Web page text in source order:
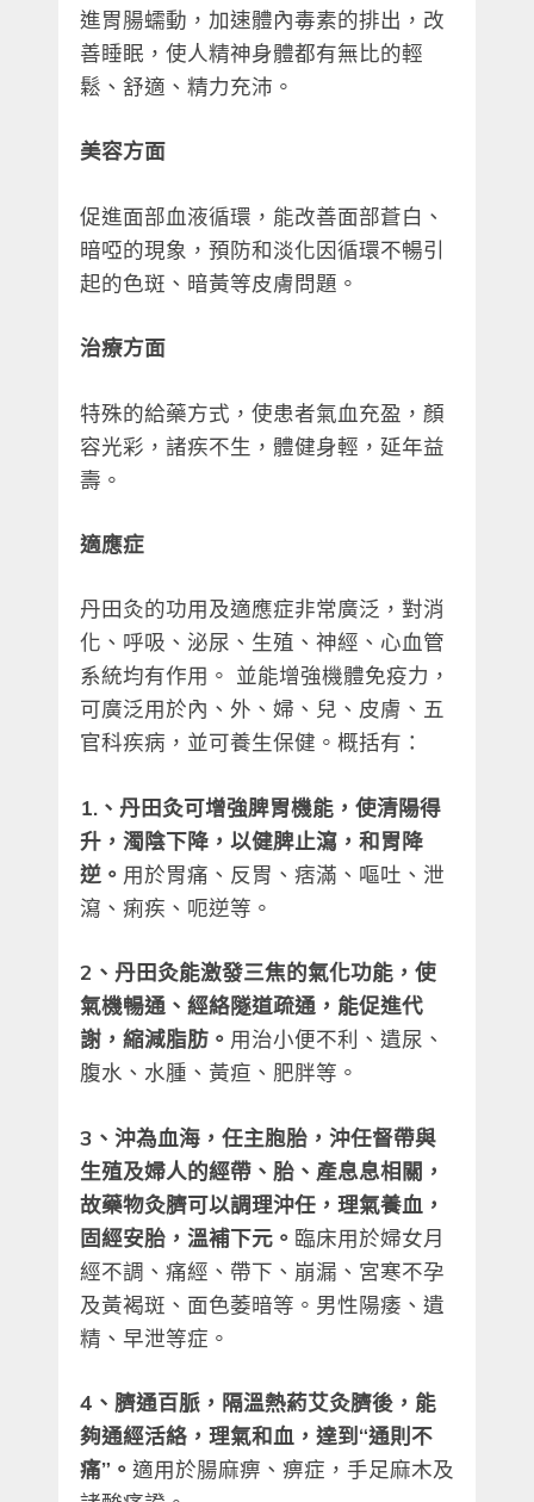
進胃腸蠕動，加速體內毒素的排出，改
善睡眠，使人精神身體都有無比的輕
鬆、舒適、精力充沛。
美容方面
促進面部血液循環，能改善面部蒼白、
暗啞的現象，預防和淡化因循環不暢引
起的色斑、暗黃等皮膚問題。
治療方面
特殊的給藥方式，使患者氣血充盈，顏
容光彩，諸疾不生，體健身輕，延年益
壽。
適應症
丹田灸的功用及適應症非常廣泛，對消
化、呼吸、泌尿、生殖、神經、心血管
系統均有作用。 並能增強機體免疫力，
可廣泛用於內、外、婦、兒、皮膚、五
官科疾病，並可養生保健。概括有：
1.、丹田灸可增強脾胃機能，使清陽得
升，濁陰下降，以健脾止瀉，和胃降
逆。 用於胃痛、反胃、痞滿、嘔吐、泄
瀉、痢疾、呃逆等。
2、丹田灸能激發三焦的氣化功能，使
氣機暢通、經絡隧道疏通，能促進代
謝，縮減脂肪。 用治小便不利、遺尿、
腹水、水腫、黃疸、肥胖等。
3、沖為血海，任主胞胎，沖任督帶與
生殖及婦人的經帶、胎、產息息相關，
故藥物灸臍可以調理沖任，理氣養血，
固經安胎，溫補下元。 臨床用於婦女月
經不調、痛經、帶下、崩漏、宮寒不孕
及黃褐斑、面色萎暗等。男性陽痿、遺
精、早泄等症。
4、臍通百脈，隔溫熱葯艾灸臍後，能
夠通經活絡，理氣和血，達到“通則不
痛”。 適用於腸麻痹、痹症，手足麻木及